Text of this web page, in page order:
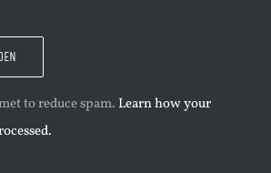
to reduce spam. Learn how your